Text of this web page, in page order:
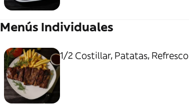
Menús Individuales
1/2 Costillar, Patatas, Refresco